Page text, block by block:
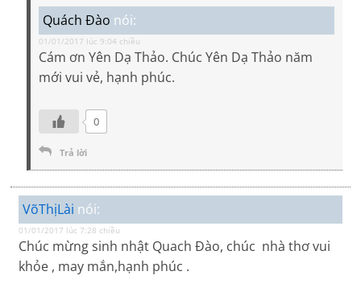
Quách Đào nói:
01/01/2017 lúc 9:04 chiều
Cám ơn Yên Dạ Thảo. Chúc Yên Dạ Thảo năm
mới vui vẻ, hạnh phúc.
0
Trả lời
VõThịLài nói:
01/01/2017 lúc 7:28 chiều
Chúc mừng sinh nhật Quach Đào, chúc nhà thơ vui
khỏe , may mắn,hạnh phúc .